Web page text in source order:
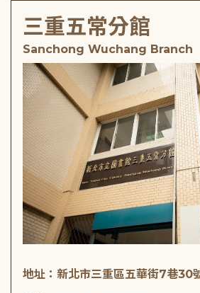
三重五常分館
Sanchong Wuchang Branch
地址：新北市三重區五華街7巷30